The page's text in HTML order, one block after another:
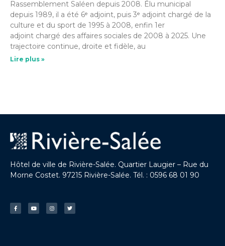
Rassemblement Saléen depuis 2008. Élu municipal
depuis 1989, il a été 6ᵉ adjoint, puis 3ᵉ adjoint chargé de la
culture et du sport de 1995 à 2008, enfin 1er
adjoint chargé des affaires sociales de 2008 à 2025. Une
trajectoire continue, droite et fidèle, au
Lire plus »
Hôtel de ville de Rivière-Salée. Quartier Laugier – Rue du
Morne Costet. 97215 Rivière-Salée. Tél. : 0596 68 01 90